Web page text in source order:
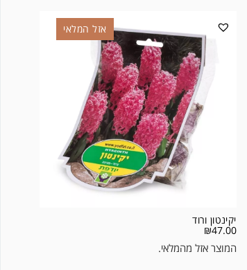
אזל המלאי
יקינטון ורוד
₪47.00
המוצר אזל מהמלאי.